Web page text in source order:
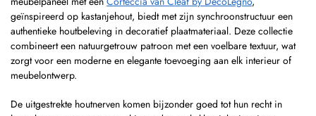
geïnspireerd op kastanjehout, biedt met zijn synchroonstructuur een
authentieke houtbeleving in decoratief plaatmateriaal. Deze collectie
combineert een natuurgetrouw patroon met een voelbare textuur, wat
zorgt voor een moderne en elegante toevoeging aan elk interieur of
meubelontwerp.
De uitgestrekte houtnerven komen bijzonder goed tot hun recht in